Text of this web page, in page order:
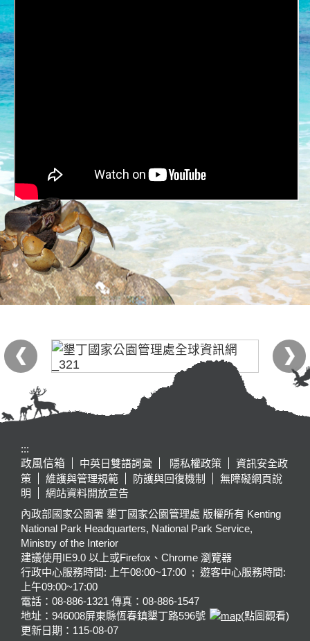
:::
政風信箱
中英日雙語詞彙 隱私權政策
資訊安全政
策
維護與管理規範 防護與回復機制
無障礙網頁說
明
網站資料開放宣告
內政部國家公園署 墾丁國家公園管理處 版權所有 Kenting
National Park Headquarters, National Park Service,
Ministry of the Interior
建議使用IE9.0 以上或Firefox、Chrome 瀏覽器
行政中心服務時間: 上午08:00~17:00 ; 遊客中心服務時間:
上午09:00~17:00
電話：08-886-1321 傳真：08-886-1547
地址：946008屏東縣恆春鎮墾丁路596號
(點圖觀看)
更新日期： 115-08-07